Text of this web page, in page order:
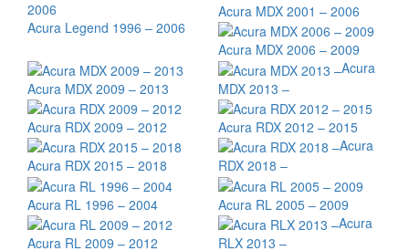
Acura Legend 1996 – 2006
Acura MDX 2001 – 2006
Acura MDX 2006 – 2009
Acura MDX 2009 – 2013
Acura
MDX 2013 –
Acura RDX 2009 – 2012 Acura RDX 2012 – 2015
Acura RDX 2015 – 2018
Acura
RDX 2018 –
Acura RL 1996 – 2004 Acura RL 2005 – 2009
Acura RL 2009 – 2012
Acura
RLX 2013 –